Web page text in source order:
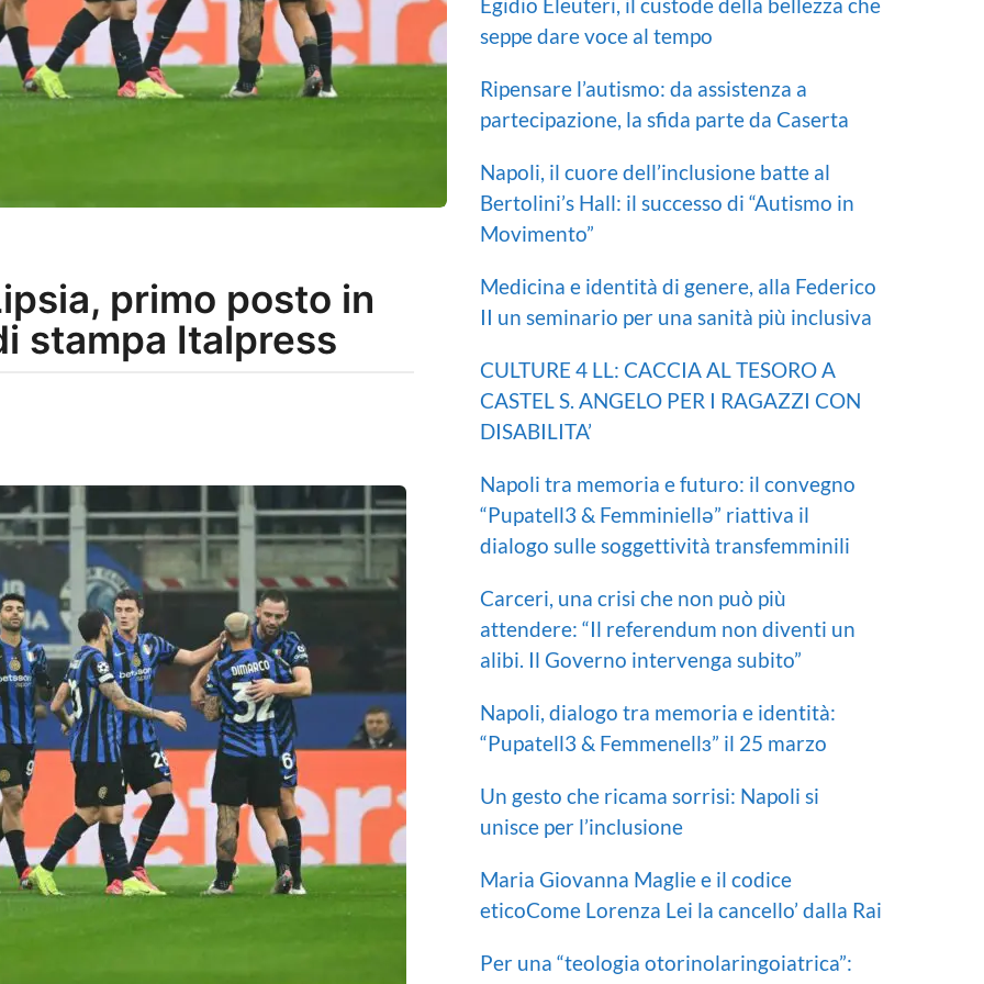
primo posto in
stampa Italpress
seppe dare voce al tempo
Ripensare l’autismo: da assistenza a
partecipazione, la sfida parte da Caserta
Napoli, il cuore dell’inclusione batte al
Bertolini’s Hall: il successo di “Autismo in
Movimento”
Medicina e identità di genere, alla Federico
II un seminario per una sanità più inclusiva
CULTURE 4 LL: CACCIA AL TESORO A
CASTEL S. ANGELO PER I RAGAZZI CON
DISABILITA’
Napoli tra memoria e futuro: il convegno
“Pupatell3 & Femminiellə” riattiva il
dialogo sulle soggettività transfemminili
Carceri, una crisi che non può più
attendere: “Il referendum non diventi un
alibi. Il Governo intervenga subito”
Napoli, dialogo tra memoria e identità:
“Pupatell3 & Femmenellɜ” il 25 marzo
Un gesto che ricama sorrisi: Napoli si
unisce per l’inclusione
Maria Giovanna Maglie e il codice
eticoCome Lorenza Lei la cancello’ dalla Rai
Per una “teologia otorinolaringoiatrica”: